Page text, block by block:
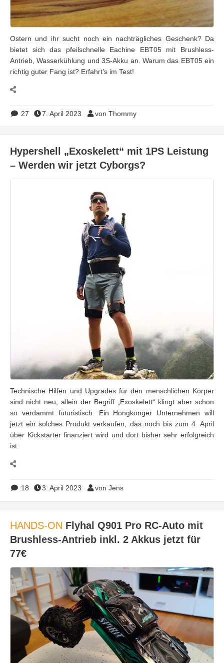
Ostern und ihr sucht noch ein nachträgliches Geschenk? Da
bietet sich das pfeilschnelle Eachine EBT05 mit Brushless-
Antrieb, Wasserkühlung und 3S-Akku an. Warum das EBT05 ein
richtig guter Fang ist? Erfahrt’s im Test!
27 7. April 2023 von Thommy
Hypershell „Exoskelett“ mit 1PS Leistung
– Werden wir jetzt Cyborgs?
Technische Hilfen und Upgrades für den menschlichen Körper
sind nicht neu, allein der Begriff „Exoskelett“ klingt aber schon
so verdammt futuristisch. Ein Hongkonger Unternehmen will
jetzt ein solches Produkt verkaufen, das noch bis zum 4. April
über Kickstarter finanziert wird und dort bisher sehr erfolgreich
ist.
18 3. April 2023 von Jens
HANDS-ON Flyhal Q901 Pro RC-Auto mit
Brushless-Antrieb inkl. 2 Akkus jetzt für
77€